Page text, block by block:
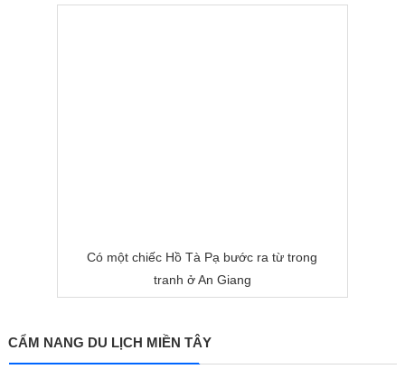
Có một chiếc Hồ Tà Pạ bước ra từ trong
tranh ở An Giang
CẨM NANG DU LỊCH MIỀN TÂY